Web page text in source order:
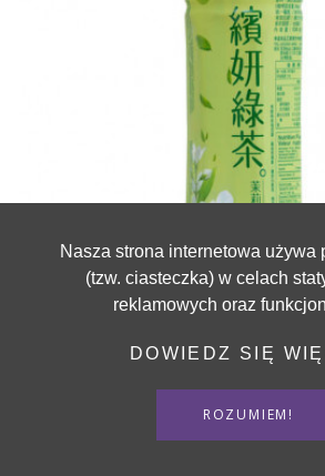
Nasza strona internetowa używa
(tzw. ciasteczka) w celach
reklamowych oraz
DOWIEDZ SIĘ
ROZUMIEM!